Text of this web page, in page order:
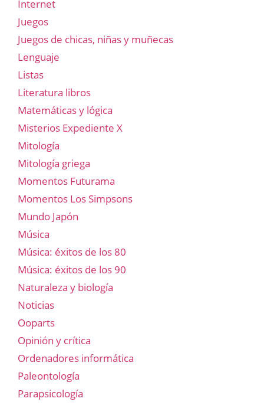
Internet
Juegos
Juegos de chicas, niñas y muñecas
Lenguaje
Listas
Literatura libros
Matemáticas y lógica
Misterios Expediente X
Mitología
Mitología griega
Momentos Futurama
Momentos Los Simpsons
Mundo Japón
Música
Música: éxitos de los 80
Música: éxitos de los 90
Naturaleza y biología
Noticias
Ooparts
Opinión y crítica
Ordenadores informática
Paleontología
Parapsicología